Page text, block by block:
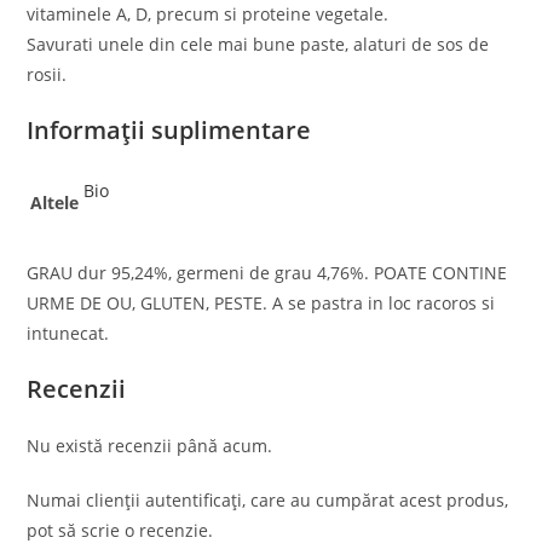
vitaminele A, D, precum si proteine ​​vegetale.
Savurati unele din cele mai bune paste, alaturi de sos de
rosii.
Informații suplimentare
Altele
Bio
GRAU dur 95,24%, germeni de grau 4,76%. POATE CONTINE
URME DE OU, GLUTEN, PESTE. A se pastra in loc racoros si
intunecat.
Recenzii
Nu există recenzii până acum.
Numai clienții autentificați, care au cumpărat acest produs,
pot să scrie o recenzie.